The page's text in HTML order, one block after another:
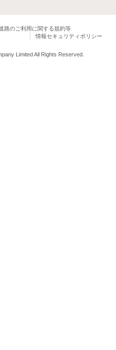
路のご利用に関する規約等
情報セキュリティポリシー
Limited All Rights Reserved.